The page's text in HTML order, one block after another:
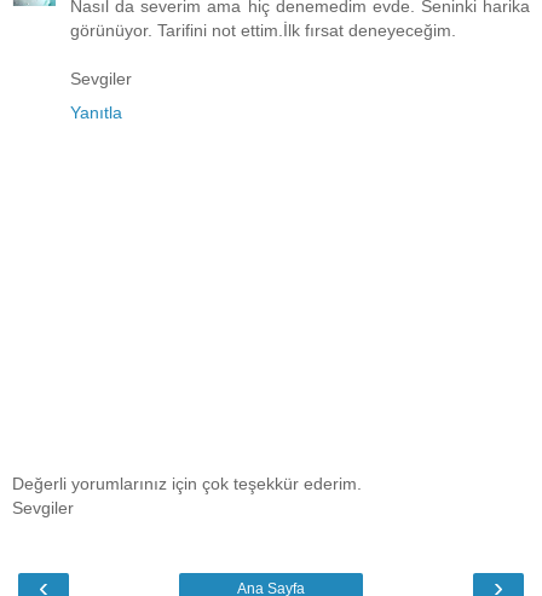
Nasıl da severim ama hiç denemedim evde. Seninki harika
görünüyor. Tarifini not ettim.İlk fırsat deneyeceğim.
Sevgiler
Yanıtla
Değerli yorumlarınız için çok teşekkür ederim.
Sevgiler
‹ ›
Ana Sayfa